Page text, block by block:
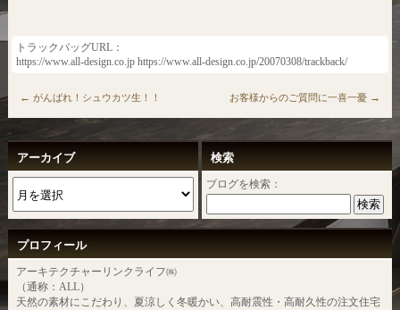
トラックバッグURL：
https://www.all-design.co.jp https://www.all-design.co.jp/20070308/trackback/
← がんばれ！シュウカツ生！！ お客様からのご質問に一喜一憂 →
アーカイブ 検索
ブログを検索：
プロフィール
アーキテクチャーリンクライフ㈱
（通称：ALL）
天然の素材にこだわり、夏涼しく冬暖かい、高耐震性・高耐久性の注文住宅